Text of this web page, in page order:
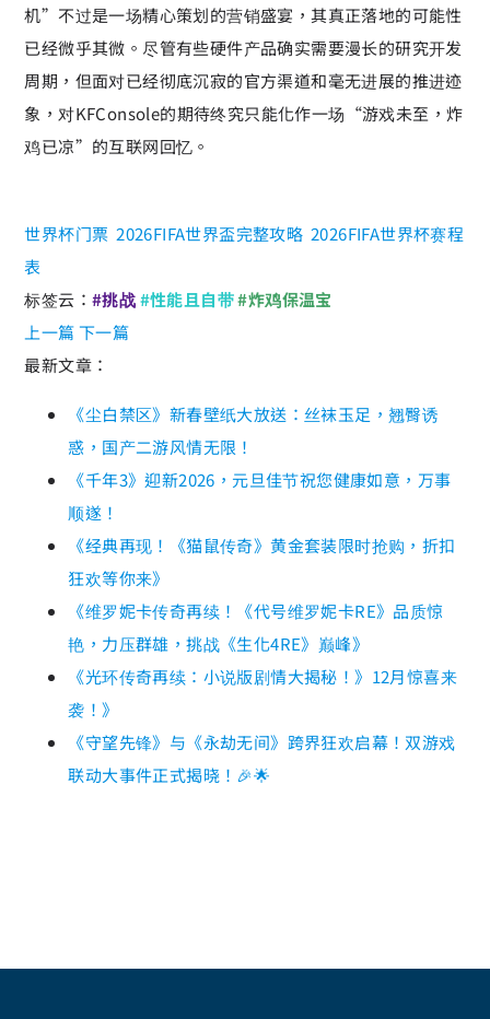
机”不过是一场精心策划的营销盛宴，其真正落地的可能性
已经微乎其微。尽管有些硬件产品确实需要漫长的研究开发
周期，但面对已经彻底沉寂的官方渠道和毫无进展的推进迹
象，对KFConsole的期待终究只能化作一场“游戏未至，炸
鸡已凉”的互联网回忆。
世界杯门票 2026FIFA世界盃完整攻略 2026FIFA世界杯赛程
表
标签云： #挑战#性能且自带#炸鸡保温宝
上一篇下一篇
最新文章：
《尘白禁区》新春壁纸大放送：丝袜玉足，翘臀诱
惑，国产二游风情无限！
《千年3》迎新2026，元旦佳节祝您健康如意，万事
顺遂！
《经典再现！《猫鼠传奇》黄金套装限时抢购，折扣
狂欢等你来》
《维罗妮卡传奇再续！《代号维罗妮卡RE》品质惊
艳，力压群雄，挑战《生化4RE》巅峰》
《光环传奇再续：小说版剧情大揭秘！》12月惊喜来
袭！》
《守望先锋》与《永劫无间》跨界狂欢启幕！双游戏
联动大事件正式揭晓！🎉🌟